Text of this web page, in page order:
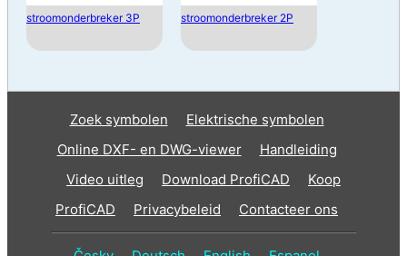
stroomonderbreker 3P stroomonderbreker 2P
Zoek symbolen
Elektrische symbolen
Online DXF- en DWG-viewer
Handleiding
Video uitleg
Download ProfiCAD
Koop
ProfiCAD
Privacybeleid Contacteer ons